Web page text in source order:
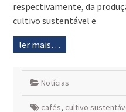
respectivamente, da
cultivo sustentável e
ler mais…
Notícias
cafés, cultivo